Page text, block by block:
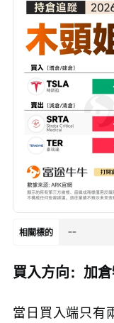
相關標的 --
買入方向：加
當日買入端只有